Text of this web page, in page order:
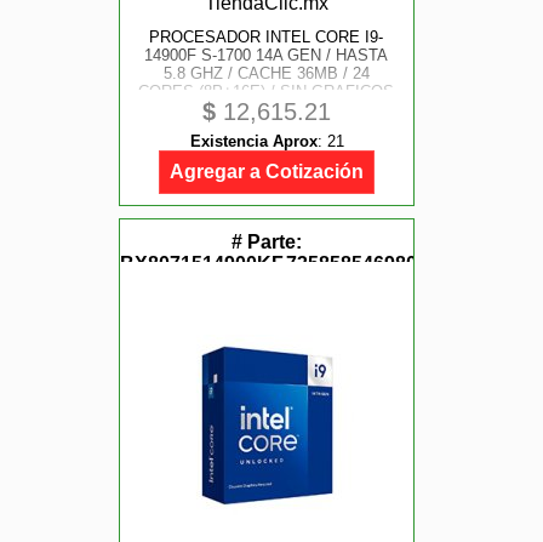
PROCESADOR INTEL CORE I9-
14900F S-1700 14A GEN / HASTA
5.8 GHZ / CACHE 36MB / 24
CORES (8P+16E) / SIN GRAFICOS
/ CON DISIPADOR / GAMER ALTO
$ 12,615.21
Existencia Aprox: 21
Agregar a Cotización
# Parte:
BX8071514900KF,735858546980